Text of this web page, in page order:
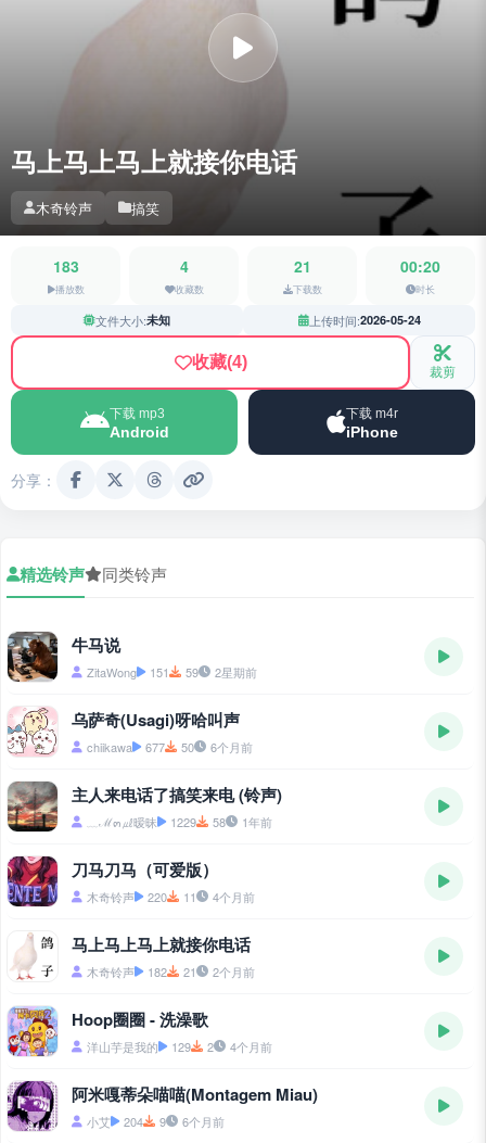
马上马上马上就接你电话
木奇铃声 搞笑
183
播放数
4
收藏数
21
下载数
00:20
时长
文件大小:未知 上传时间:2026-05-24
收藏(4) 裁剪
下载 mp3
Android
下载 m4r
iPhone
分享：
精选铃声 同类铃声
牛马说
ZitaWong 151 59 2星期前
乌萨奇(Usagi)呀哈叫声
chiikawa 677 50 6个月前
主人来电话了搞笑来电 (铃声)
﹏ℳ๓㎕暧昧 1229 58 1年前
刀马刀马（可爱版）
木奇铃声 220 11 4个月前
马上马上马上就接你电话
木奇铃声 182 21 2个月前
Hoop圈圈 - 洗澡歌
洋山芋是我的 129 2 4个月前
阿米嘎蒂朵喵喵(Montagem Miau)
小艾 204 9 6个月前